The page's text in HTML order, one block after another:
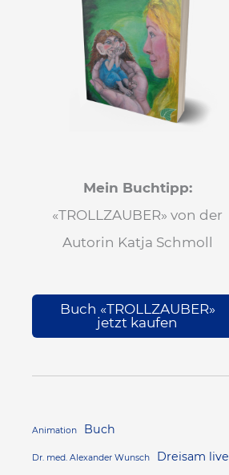
Mein Buchtipp:
«TROLLZAUBER» von der
Autorin Katja Schmoll
Buch «TROLLZAUBER»
jetzt kaufen
Animation Buch
Dr. med. Alexander Wunsch
Dreisam live